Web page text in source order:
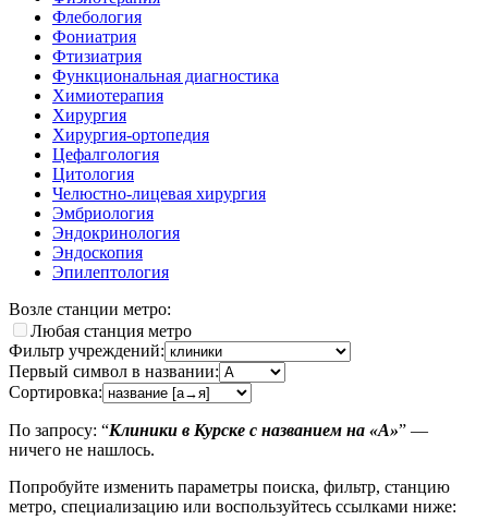
Флебология
Фониатрия
Фтизиатрия
Функциональная диагностика
Химиотерапия
Хирургия
Хирургия-ортопедия
Цефалгология
Цитология
Челюстно-лицевая хирургия
Эмбриология
Эндокринология
Эндоскопия
Эпилептология
Возле станции метро:
Любая станция метро
Фильтр учреждений:
Первый символ в названии:
Сортировка:
По запросу: “Клиники в Курске с названием на «A»” —
ничего не нашлось.
Попробуйте изменить параметры поиска, фильтр, станцию
метро, специализацию или воспользуйтесь ссылками ниже: